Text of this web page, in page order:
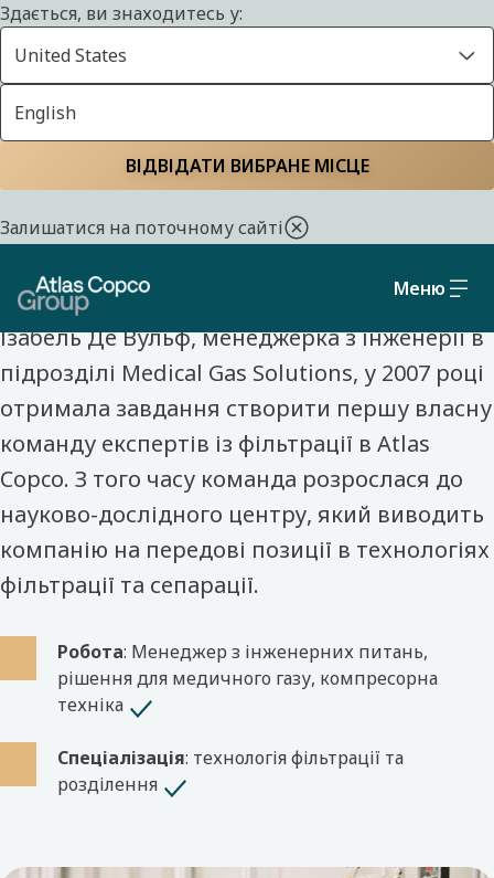
Здається, ви знаходитесь у:
United States
English
ВІДВІДАТИ ВИБРАНЕ МІСЦЕ
Залишатися на поточному сайті
Меню
Головна Познайомтеся з нашими колегами
Ізабель Де Вольф
Ізабель Де Вульф, менеджерка з інженерії в
підрозділі Medical Gas Solutions, у 2007 році
отримала завдання створити першу власну
команду експертів із фільтрації в Atlas
Copco. З того часу команда розрослася до
науково-дослідного центру, який виводить
компанію на передові позиції в технологіях
фільтрації та сепарації.
Робота: Менеджер з інженерних питань,
рішення для медичного газу, компресорна
техніка
Спеціалізація: технологія фільтрації та
розділення